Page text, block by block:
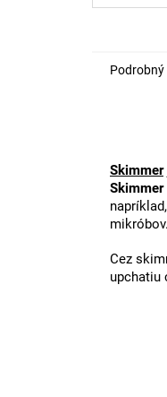
Skimmer
mikróbov.
Cez
upchatiu